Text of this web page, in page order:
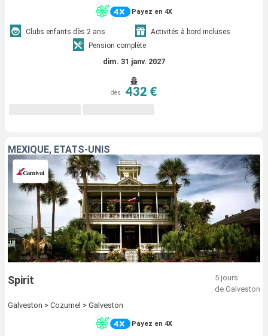
Payez en 4X
Clubs enfants dès 2 ans
Activités à bord incluses
Pension complète
dim. 31 janv. 2027
dès 432 €
MEXIQUE, ÉTATS-UNIS
Spirit
5 jours
de Galveston
Galveston > Cozumel > Galveston
Payez en 4X